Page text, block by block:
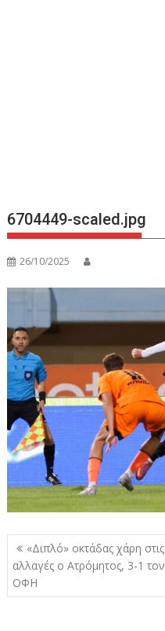
6704449-scaled.jpg
26/10/2025
Πλοήγηση
άρθρων
«Διπλό» οκτάδας χάρη στις
αλλαγές ο Ατρόμητος, 3-1 τον
ΟΦΗ